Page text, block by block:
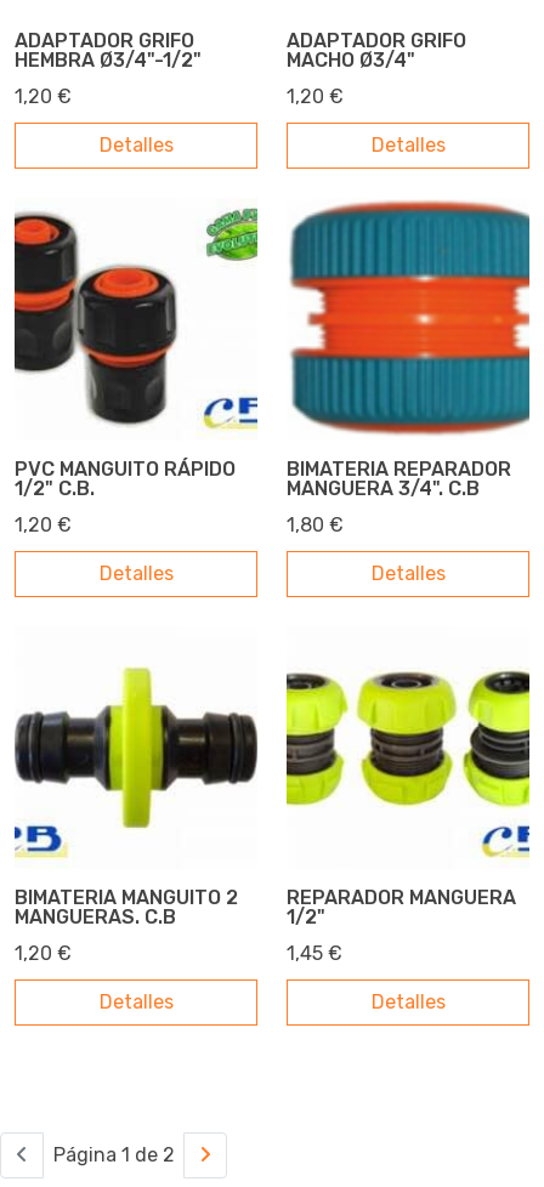
ADAPTADOR GRIFO
HEMBRA Ø3/4"-1/2"
1,20 €
Detalles
ADAPTADOR GRIFO
MACHO Ø3/4"
1,20 €
Detalles
PVC MANGUITO RÁPIDO
1/2" C.B.
1,20 €
Detalles
BIMATERIA REPARADOR
MANGUERA 3/4". C.B
1,80 €
Detalles
BIMATERIA MANGUITO 2
MANGUERAS. C.B
1,20 €
Detalles
REPARADOR MANGUERA
1/2"
1,45 €
Detalles
Página 1 de 2